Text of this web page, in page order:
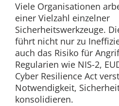
Viele Organisationen
einer Vielzahl einzelner
Sicherheitswerkzeuge.
führt nicht nur zu
auch das Risiko für
Regularien wie NIS-2,
Cyber Resilience Act
Notwendigkeit,
konsolidieren.